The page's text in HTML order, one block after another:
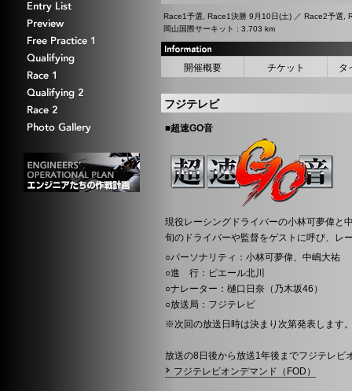
Race1予選, Race1決勝 9月10日(土) ／ Race2予選,
岡山国際サーキット : 3.703 km
開催概要 チケット タ
フジテレビ
■超速GO音
現役レーシングドライバーの小林可夢偉と
旬のドライバーや監督をゲストに呼び、レ
○パーソナリティ：小林可夢偉、中嶋大祐
○進 行：ピエール北川
○ナレーター：樋口日奈（乃木坂46）
○放送局：フジテレビ
※次回の放送日時は決まり次第発表します
放送の8日後から放送1年後までフジテレビ
フジテレビオンデマンド（FOD）